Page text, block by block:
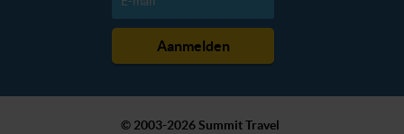
© 2003-2026 Summit Travel